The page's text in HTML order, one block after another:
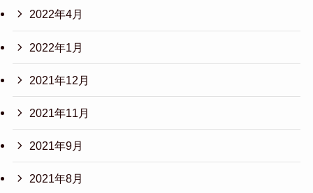
2022年4月
2022年1月
2021年12月
2021年11月
2021年9月
2021年8月